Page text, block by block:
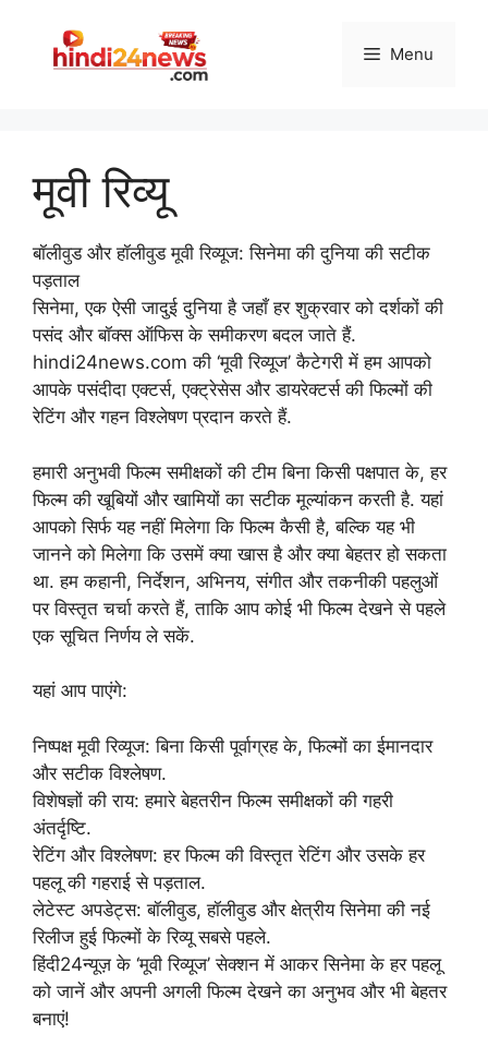
content
Menu
मूवी रिव्यू
बॉलीवुड और हॉलीवुड मूवी रिव्यूज: सिनेमा की दुनिया की सटीक
पड़ताल
सिनेमा, एक ऐसी जादुई दुनिया है जहाँ हर शुक्रवार को दर्शकों की
पसंद और बॉक्स ऑफिस के समीकरण बदल जाते हैं.
hindi24news.com की ‘मूवी रिव्यूज’ कैटेगरी में हम आपको
आपके पसंदीदा एक्टर्स, एक्ट्रेसेस और डायरेक्टर्स की फिल्मों की
रेटिंग और गहन विश्लेषण प्रदान करते हैं.
हमारी अनुभवी फिल्म समीक्षकों की टीम बिना किसी पक्षपात के, हर
फिल्म की खूबियों और खामियों का सटीक मूल्यांकन करती है. यहां
आपको सिर्फ यह नहीं मिलेगा कि फिल्म कैसी है, बल्कि यह भी
जानने को मिलेगा कि उसमें क्या खास है और क्या बेहतर हो सकता
था. हम कहानी, निर्देशन, अभिनय, संगीत और तकनीकी पहलुओं
पर विस्तृत चर्चा करते हैं, ताकि आप कोई भी फिल्म देखने से पहले
एक सूचित निर्णय ले सकें.
यहां आप पाएंगे:
निष्पक्ष मूवी रिव्यूज: बिना किसी पूर्वाग्रह के, फिल्मों का ईमानदार
और सटीक विश्लेषण.
विशेषज्ञों की राय: हमारे बेहतरीन फिल्म समीक्षकों की गहरी
अंतर्दृष्टि.
रेटिंग और विश्लेषण: हर फिल्म की विस्तृत रेटिंग और उसके हर
पहलू की गहराई से पड़ताल.
लेटेस्ट अपडेट्स: बॉलीवुड, हॉलीवुड और क्षेत्रीय सिनेमा की नई
रिलीज हुई फिल्मों के रिव्यू सबसे पहले.
हिंदी24न्यूज़ के ‘मूवी रिव्यूज’ सेक्शन में आकर सिनेमा के हर पहलू
को जानें और अपनी अगली फिल्म देखने का अनुभव और भी बेहतर
बनाएं!